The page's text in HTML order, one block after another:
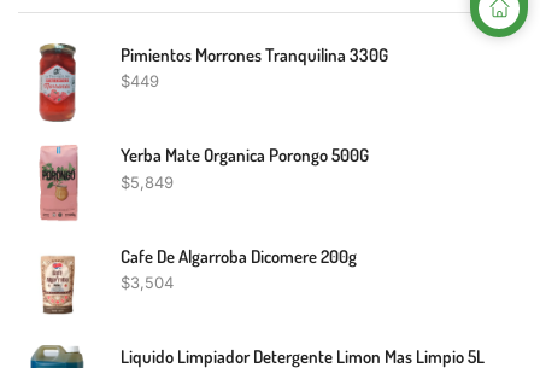
Pimientos Morrones Tranquilina 330G
$449
Yerba Mate Organica Porongo 500G
$5,849
Cafe De Algarroba Dicomere 200g
$3,504
Liquido Limpiador Detergente Limon Mas Limpio 5L